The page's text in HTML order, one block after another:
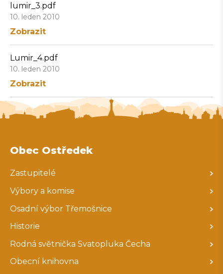
lumir_3.pdf
10. leden 2010
Zobrazit
Lumir_4.pdf
10. leden 2010
Zobrazit
Obec Ostředek
Zastupitelé
Výbory a komise
Osadní výbor Třemošnice
Historie
Rodná světnička Svatopluka Čecha
Obecní knihovna